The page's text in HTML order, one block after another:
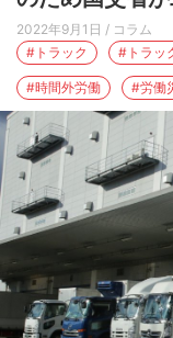
2022年9月1日 / コラム
#トラック
#トラッ
#時間外労働 #労働